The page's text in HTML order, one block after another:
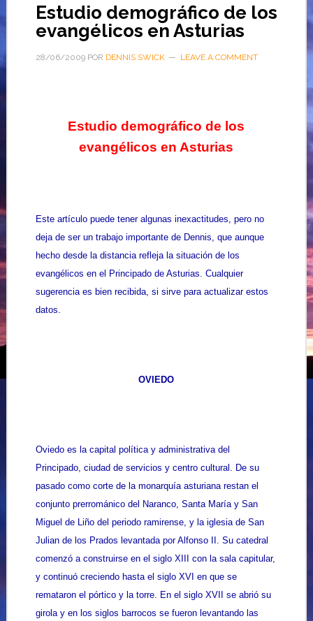
Estudio demográfico de los
evangélicos en Asturias
28/06/2009POR DENNIS SWICK LEAVE A COMMENT
Estudio demográfico de los
evangélicos en Asturias
Este artículo puede tener algunas inexactitudes, pero no
deja de ser un trabajo importante de Dennis, que aunque
hecho desde la distancia refleja la situación de los
evangélicos en el Principado de Asturias. Cualquier
sugerencia es bien recibida, si sirve para actualizar estos
datos.
OVIEDO
Oviedo es la capital política y administrativa del
Principado, ciudad de servicios y centro cultural. De su
pasado como corte de la monarquía asturiana restan el
conjunto prerrománico del Naranco, Santa María y San
Miguel de Liño del periodo ramirense, y la iglesia de San
Julian de los Prados levantada por Alfonso II. Su catedral
comenzó a construirse en el siglo XIII con la sala capitular,
y continuó creciendo hasta el siglo XVI en que se
remataron el pórtico y la torre. En el siglo XVII se abrió su
girola y en los siglos barrocos se fueron levantando las